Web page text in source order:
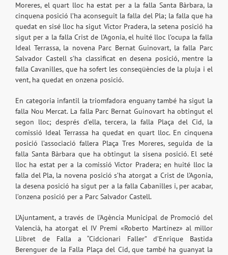
Moreres, el quart lloc ha estat per a la falla Santa Bàrbara, la
cinquena posició l’ha aconseguit la falla del Pla; la falla que ha
quedat en sisé lloc ha sigut Víctor Pradera, la setena posició ha
sigut per a la falla Crist de l’Agonia, el huité lloc l’ocupa la falla
Ideal Terrassa, la novena Parc Bernat Guinovart, la falla Parc
Salvador Castell s’ha classificat en desena posició, mentre la
falla Cavanilles, que ha sofert les conseqüències de la pluja i el
vent, ha quedat en onzena posició.
En categoria infantil la triomfadora enguany també ha sigut la
falla Nou Mercat. La falla Parc Bernat Guinovart ha obtingut el
segon lloc; després d’ella, tercera, la falla Plaça del Cid, la
comissió Ideal Terrassa ha quedat en quart lloc. En cinquena
posició l’associació fallera Plaça Tres Moreres, seguida de la
falla Santa Bàrbara que ha obtingut la sisena posició. El seté
lloc ha estat per a la comissió Víctor Pradera; en huité lloc la
falla del Pla, la novena posició s’ha atorgat a Crist de l’Agonia,
la desena posició ha sigut per a la falla Cabanilles i, per acabar,
l’onzena posició per a Parc Salvador Castell.
L’Ajuntament, a través de l’Agència Municipal de Promoció del
Valencià, ha atorgat el IV Premi «Roberto Martínez» al millor
Llibret de Falla a “Cidcionari Faller” d’Enrique Bastida
Berenguer de la Falla Plaça del Cid, que també ha guanyat la